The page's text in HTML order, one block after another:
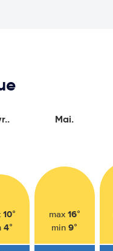
10°
4°
Mai.
max 16°
min9°